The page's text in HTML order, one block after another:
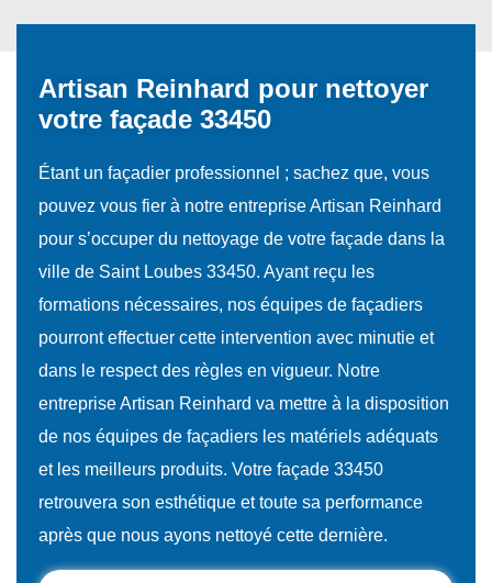
Artisan Reinhard pour nettoyer
votre façade 33450
Étant un façadier professionnel ; sachez que, vous
pouvez vous fier à notre entreprise Artisan Reinhard
pour s’occuper du nettoyage de votre façade dans la
ville de Saint Loubes 33450. Ayant reçu les
formations nécessaires, nos équipes de façadiers
pourront effectuer cette intervention avec minutie et
dans le respect des règles en vigueur. Notre
entreprise Artisan Reinhard va mettre à la disposition
de nos équipes de façadiers les matériels adéquats
et les meilleurs produits. Votre façade 33450
retrouvera son esthétique et toute sa performance
après que nous ayons nettoyé cette dernière.